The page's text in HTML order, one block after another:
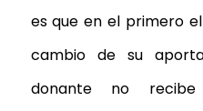
es que en el primero
cambio de su
donante no